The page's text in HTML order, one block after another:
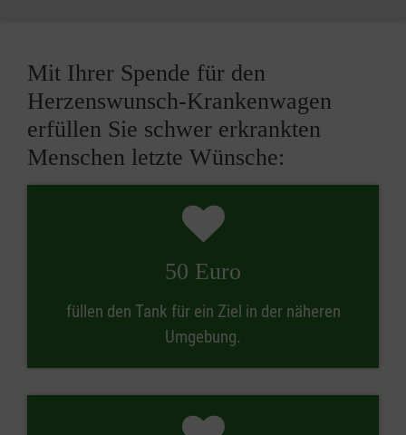
Mit Ihrer Spende für den
Herzenswunsch-Krankenwagen
erfüllen Sie schwer erkrankten
Menschen letzte Wünsche:
50 Euro
füllen den Tank für ein Ziel in der näheren
Umgebung.